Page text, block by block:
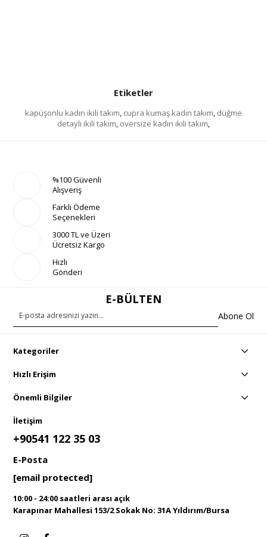
Etiketler
kapüşonlu kadın ikili takım, cupra kumaş kadın takım, düğme
detaylı ikili takım, oversize kadın ikili takım,
%100 Güvenli
Alışveriş
Farklı Ödeme
Seçenekleri
3000 TL ve Üzeri
Ücretsiz Kargo
Hızlı
Gönderi
E-BÜLTEN
Abone Ol
Kategoriler
Hızlı Erişim
Önemli Bilgiler
İletişim
+90541 122 35 03
E-Posta
[email protected]
10:00 - 24:00 saatleri arası açık
Karapınar Mahallesi 153/2 Sokak No: 31A Yıldırım/Bursa